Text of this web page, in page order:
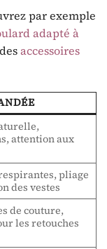
par exemple
adapté à
accessoires
attention aux
pliage
des vestes
de couture,
les retouches